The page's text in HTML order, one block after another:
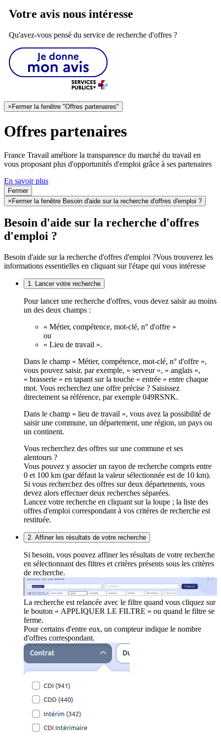
Votre avis nous intéresse
Qu'avez-vous pensé du service de recherche d'offres ?
×Fermer la fenêtre "Offres partenaires"
Offres partenaires
France Travail améliore la transparence du marché du travail en
vous proposant plus d'opportunités d'emploi grâce à ses partenaires
En savoir plus
Fermer
× Fermer la fenêtre Besoin d'aide sur la recherche d'offres d'emploi ?
Besoin d'aide sur la recherche d'offres
d'emploi ?
Besoin d'aide sur la recherche d'offres d'emploi ?Vous trouverez les
informations essentielles en cliquant sur l'étape qui vous intéresse
1. Lancer votre recherche
Pour lancer une recherche d'offres, vous devez saisir au moins
un des deux champs :
« Métier, compétence, mot-clé, n° d'offre »
ou
« Lieu de travail ».
Dans le champ « Métier, compétence, mot-clé, n° d'offre »,
vous pouvez saisir, par exemple, « serveur », « anglais »,
« brasserie » en tapant sur la touche « entrée » entre chaque
mot. Vous recherchez une offre précise ? Saisissez
directement sa référence, par exemple 049RSNK.
Dans le champ « lieu de travail », vous avez la possibilité de
saisir une commune, un département, une région, un pays ou
un continent.
Vous recherchez des offres sur une commune et ses
alentours ?
Vous pouvez y associer un rayon de recherche compris entre
0 et 100 km (par défaut la valeur sélectionnée est de 10 km).
Si vous recherchez des offres sur deux départements, vous
devez alors effectuer deux recherches séparées.
Lancez votre recherche en cliquant sur la loupe ; la liste des
offres d'emploi correspondant à vos critères de recherche est
restituée.
2. Affiner les résultats de votre recherche
Si besoin, vous pouvez affiner les résultats de votre recherche
en sélectionnant des filtres et critères présents sous les critères
de recherche.
La recherche est relancée avec le filtre quand vous cliquez sur
le bouton « APPLIQUER LE FILTRE » ou quand le filtre se
ferme.
Pour certains d'entre eux, un compteur indique le nombre
d'offres correspondant.